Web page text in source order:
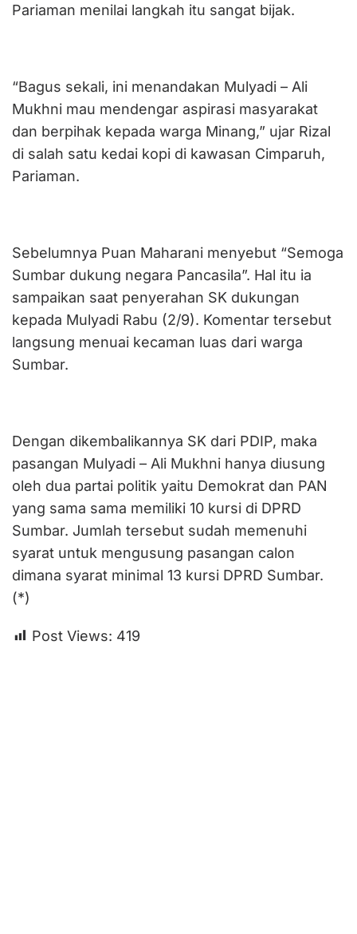
Pariaman menilai langkah itu sangat bijak.
“Bagus sekali, ini menandakan Mulyadi – Ali
Mukhni mau mendengar aspirasi masyarakat
dan berpihak kepada warga Minang,” ujar Rizal
di salah satu kedai kopi di kawasan Cimparuh,
Pariaman.
Sebelumnya Puan Maharani menyebut “Semoga
Sumbar dukung negara Pancasila”. Hal itu ia
sampaikan saat penyerahan SK dukungan
kepada Mulyadi Rabu (2/9). Komentar tersebut
langsung menuai kecaman luas dari warga
Sumbar.
Dengan dikembalikannya SK dari PDIP, maka
pasangan Mulyadi – Ali Mukhni hanya diusung
oleh dua partai politik yaitu Demokrat dan PAN
yang sama sama memiliki 10 kursi di DPRD
Sumbar. Jumlah tersebut sudah memenuhi
syarat untuk mengusung pasangan calon
dimana syarat minimal 13 kursi DPRD Sumbar.
(*)
Post Views: 419